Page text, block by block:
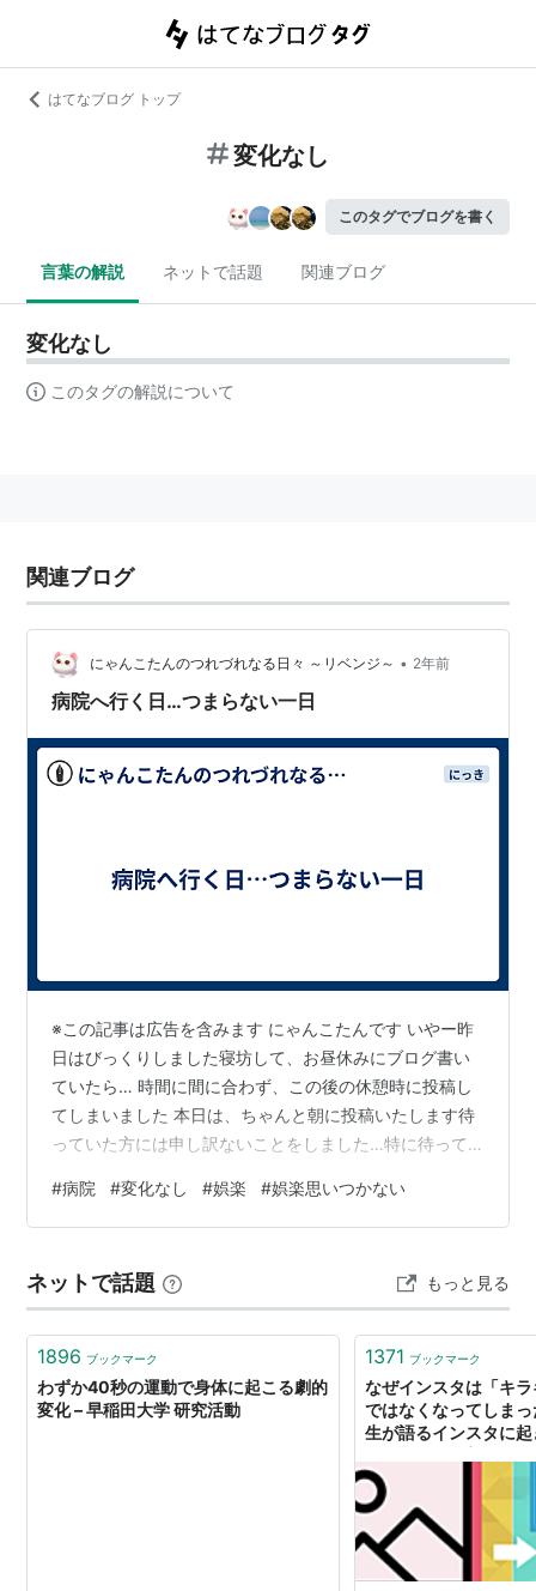
はてなブログ トップ
変化なし
このタグでブログを書く
言葉の解説 ネットで話題 関連ブログ
変化なし
このタグの解説について
関連ブログ
にゃんこたんのつれづれなる日々 ～リベンジ～ • 2年前
病院へ行く日…つまらない一日
※この記事は広告を含みます にゃんこたんです いやー昨
日はびっくりしました寝坊して、お昼休みにブログ書い
ていたら… 時間に間に合わず、この後の休憩時に投稿し
てしまいました 本日は、ちゃんと朝に投稿いたします待
っていた方には申し訳ないことをしました…特に待って
てきます ダイエット結果と血圧の報告です………変化な
し… 寝坊した昨日のみ血圧がいつもより低かっただけで
しに何か楽しいことをしましょう …どうやら、娯楽とい
うものとは縁遠いようです全く何も思いつきません「美
味しいものを食べる」ということ…
#病院 #変化なし #娯楽 #娯楽思いつかない
ネットで話題 もっと見る
1896 ブックマーク
わずか40秒の運動で身体に起こる劇的
変化 – 早稲田大学 研究活動
1371 ブックマーク
なぜインスタは「キ
ではなくなってしま
生が語るインスタに
理由。 - アプリマー